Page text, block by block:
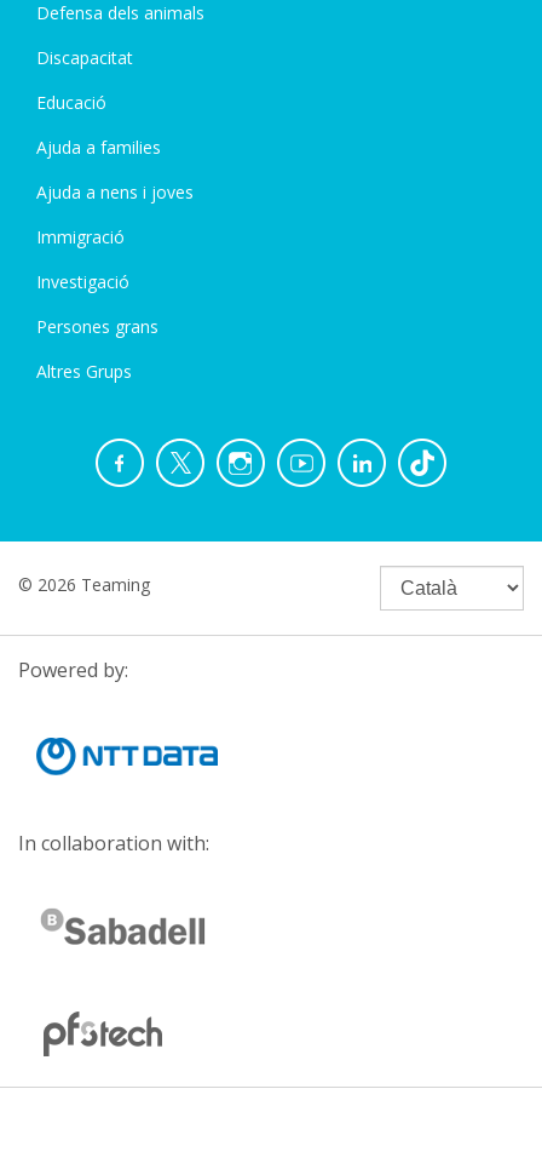
Defensa dels animals
Discapacitat
Educació
Ajuda a families
Ajuda a nens i joves
Immigració
Investigació
Persones grans
Altres Grups
© 2026 Teaming
Powered by:
In collaboration with: